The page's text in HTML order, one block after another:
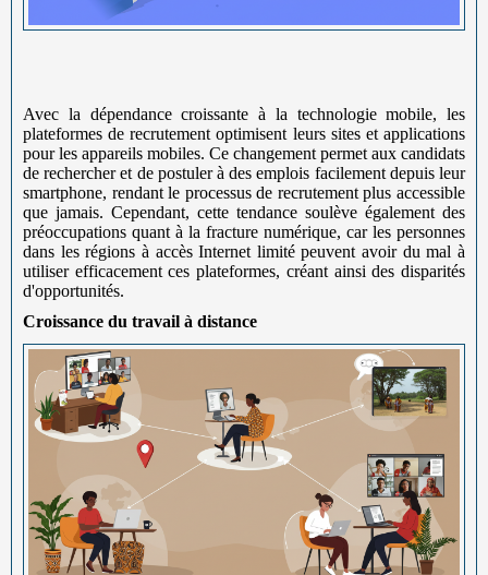
Avec la dépendance croissante à la technologie mobile, les
plateformes de recrutement optimisent leurs sites et applications
pour les appareils mobiles. Ce changement permet aux candidats
de rechercher et de postuler à des emplois facilement depuis leur
smartphone, rendant le processus de recrutement plus accessible
que jamais. Cependant, cette tendance soulève également des
préoccupations quant à la fracture numérique, car les personnes
dans les régions à accès Internet limité peuvent avoir du mal à
utiliser efficacement ces plateformes, créant ainsi des disparités
d'opportunités.
Croissance du travail à distance